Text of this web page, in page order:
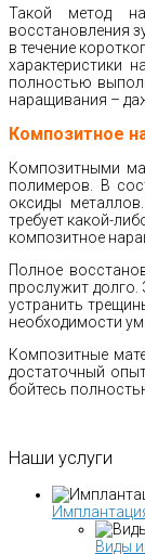
Такой метод
восстановления
в течение
характеристики
полностью
наращивания –
Композитное
Композитными
полимеров. В
оксиды
требует какой-
композитное
Полное
прослужит долго.
устранить
необходимости
Композитные
достаточный
бойтесь
Наши услуги
Виды